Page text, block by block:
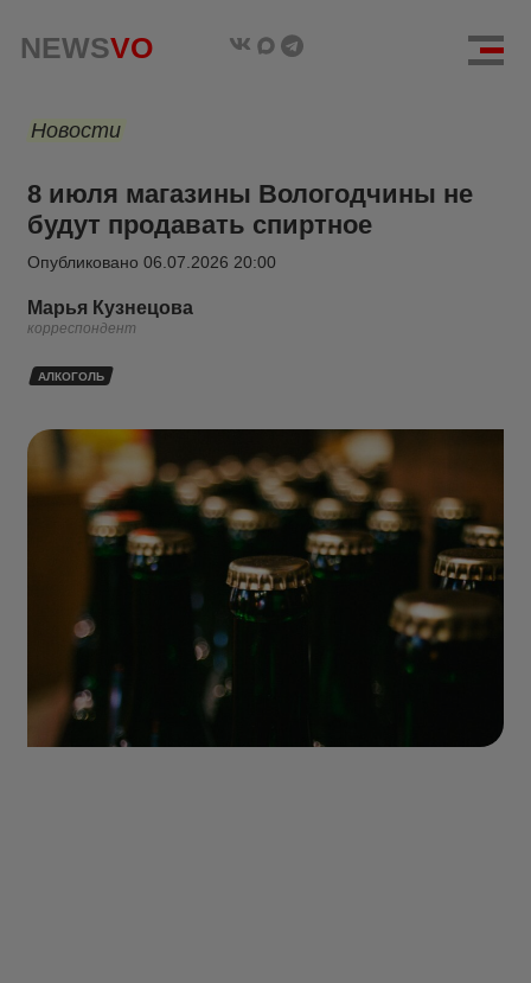
NEWSVO
Новости
8 июля магазины Вологодчины не
будут продавать спиртное
Опубликовано 06.07.2026 20:00
Марья Кузнецова
корреспондент
АЛКОГОЛЬ